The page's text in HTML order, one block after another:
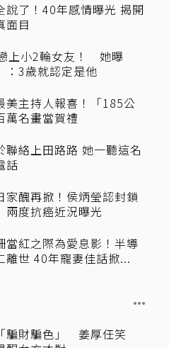
說了！40年感情曝光 揭開
面目
上小2輪女友！ 她曝
：3歲就認定是他
美主持人報喜！「185公
萬名畫當賀禮
聯絡上田路路 她一聽這名
話
家醜再掀！侯炳瑩認封鎖
度抗癌近況曝光
當紅之際為愛息影！半導
離世 40年寵妻佳話掀...
騙財騙色」 姜厚任笑